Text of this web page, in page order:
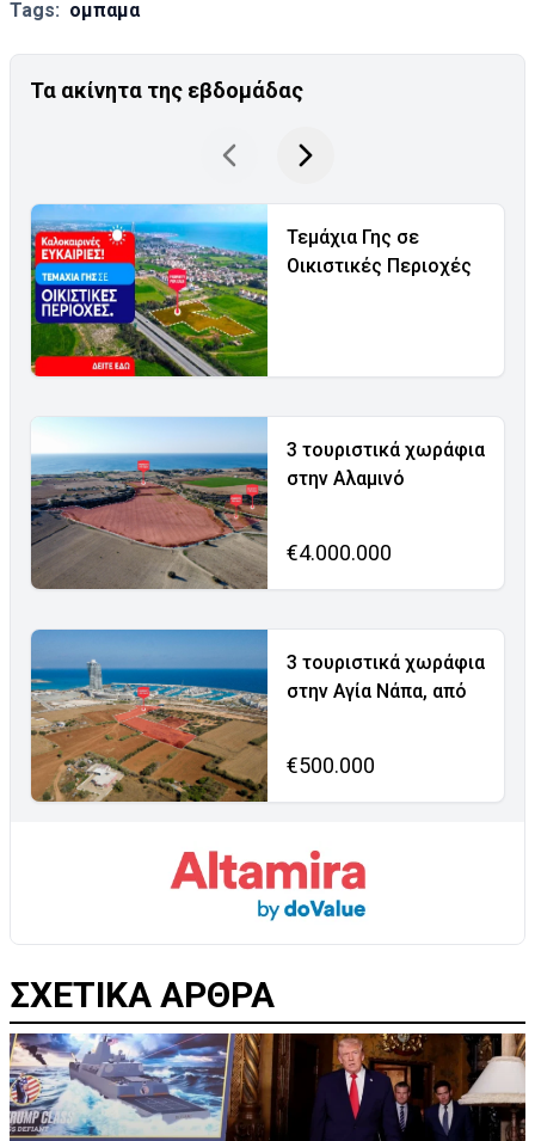
Tags: ομπαμα
Τα ακίνητα της εβδομάδας
Τεμάχια Γης σε
Οικιστικές Περιοχές
3 τουριστικά χωράφια
στην Αλαμινό
€4.000.000
3 τουριστικά χωράφια
στην Αγία Νάπα, από
€500.000
ΣΧΕΤΙΚΑ ΑΡΘΡΑ